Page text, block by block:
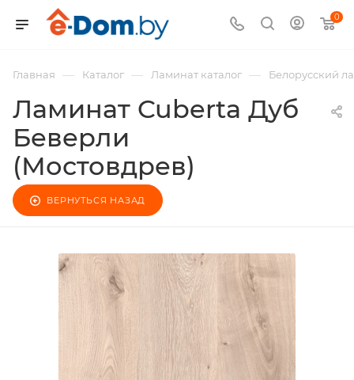
0
Главная — Каталог — Ламинат каталог — Белорусский
Ламинат Cuberta Дуб
Беверли
(Мостовдрев)
ВЕРНУТЬСЯ НАЗАД